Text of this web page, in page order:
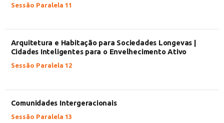
Sessão Paralela 11
Arquitetura e Habitação para Sociedades Longevas |
Cidades Inteligentes para o Envelhecimento Ativo
Sessão Paralela 12
Comunidades Intergeracionais
Sessão Paralela 13